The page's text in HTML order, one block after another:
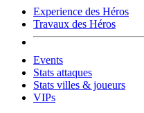
Experience des Héros
Travaux des Héros
Events
Stats attaques
Stats villes & joueurs
VIPs